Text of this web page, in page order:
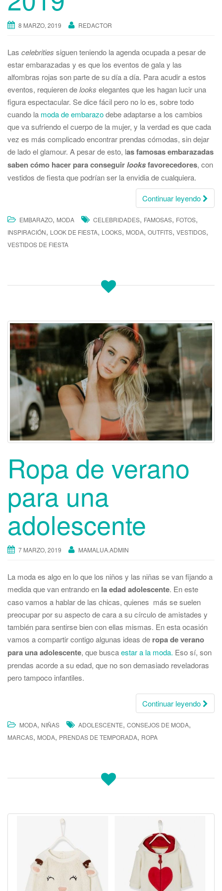
8 MARZO, 2019 REDACTOR
Las celebrities siguen teniendo la agenda ocupada a pesar de
estar embarazadas y es que los eventos de gala y las
alfombras rojas son parte de su día a día. Para acudir a estos
eventos, requieren delooks elegantes que les hagan lucir una
figura espectacular. Se dice fácil pero no lo es, sobre todo
cuando la moda de embarazodebe adaptarse a los cambios
que va sufriendo el cuerpo de la mujer, y la verdad es que cada
vez es más complicado encontrar prendas cómodas, sin dejar
de lado el glamour. A pesar de esto, las famosas embarazadas
saben cómo hacer para conseguirlooksfavorecedores, con
vestidos de fiesta que podrían ser la envidia de cualquiera.
Continuar leyendo
EMBARAZO, MODA CELEBRIDADES, FAMOSAS, FOTOS,
INSPIRACIÓN, LOOK DE FIESTA, LOOKS, MODA, OUTFITS, VESTIDOS,
VESTIDOS DE FIESTA
Ropa de verano
para una
adolescente
7 MARZO, 2019 MAMALUA.ADMIN
La moda es algo en lo que los niños y las niñas se van fijando a
medida que van entrando en la edad adolescente. En este
caso vamos a hablar de las chicas, quienes más se suelen
preocupar por su aspecto de cara a su círculo de amistades y
también para sentirse bien con ellas mismas. En esta ocasión
vamos a compartir contigo algunas ideas de ropa de verano
para una adolescente, que buscaestar a la moda. Eso sí, son
prendas acorde a su edad, que no son demasiado reveladoras
pero tampoco infantiles.
Continuar leyendo
MODA, NIÑAS ADOLESCENTE, CONSEJOS DE MODA,
MARCAS, MODA, PRENDAS DE TEMPORADA, ROPA